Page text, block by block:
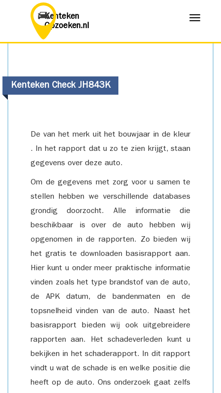
Kenteken
Opzoeken.nl
Menu
Kenteken Check JH843K
De van het merk uit het bouwjaar in de kleur
. In het rapport dat u zo te zien krijgt, staan
gegevens over deze auto.
Om de gegevens met zorg voor u samen te
stellen hebben we verschillende databases
grondig doorzocht. Alle informatie die
beschikbaar is over de auto hebben wij
opgenomen in de rapporten. Zo bieden wij
het gratis te downloaden basisrapport aan.
Hier kunt u onder meer praktische informatie
vinden zoals het type brandstof van de auto,
de APK datum, de bandenmaten en de
topsnelheid vinden van de auto. Naast het
basisrapport bieden wij ook uitgebreidere
rapporten aan. Het schadeverleden kunt u
bekijken in het schaderapport. In dit rapport
vindt u wat de schade is en welke positie die
heeft op de auto. Ons onderzoek gaat zelfs